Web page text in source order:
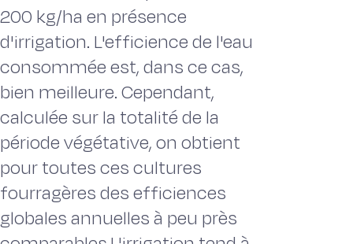
200 kg/ha en présence
d'irrigation. L'efficience de l'eau
consommée est, dans ce cas,
bien meilleure. Cependant,
calculée sur la totalité de la
période végétative, on obtient
pour toutes ces cultures
fourragères des efficiences
globales annuelles à peu près